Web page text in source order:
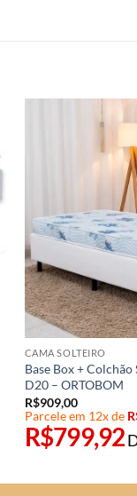
CAMA SOLTEIRO
Base Box +
D20 – ORTOBOM
R$909,00
Parcele em 12x de
R$799,92